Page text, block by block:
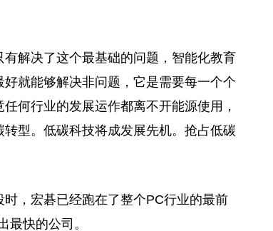
解决了这个最基础的问题，智能化教育
就能够解决非问题，它是需要每一个个
何行业的发展运作都离不开能源使用，
转型。低碳科技将成发展先机。抢占低碳
，宏碁已经跑在了整个PC行业的最前
最快的公司。